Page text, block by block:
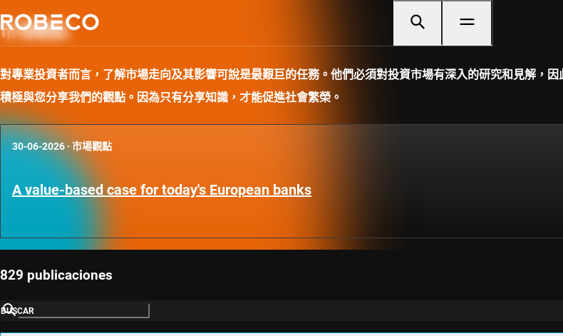
市場觀點
對專業投資者而言，了解市場走向及其影響可說是最艱巨的任務。他們必須對投資市場有深入的研究和見解，
積極與您分享我們的觀點。因為只有分享知識，才能促進社會繁榮。
30-06-2026·市場觀點
A value-based case for today's European banks
829 publicaciones
BUSCAR